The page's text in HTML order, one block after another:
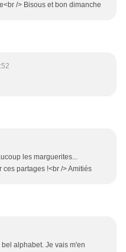
/> Bisous et bon dimanche
les marguerites...
partages !<br /> Amitiés
alphabet. Je vais m'en